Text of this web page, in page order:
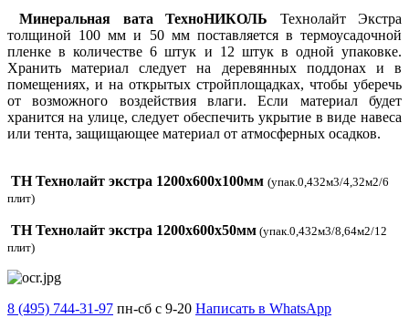
Минеральная вата ТехноНИКОЛЬ Технолайт Экстра
толщиной 100 мм и 50 мм поставляется в термоусадочной
пленке в количестве 6 штук и 12 штук в одной упаковке.
Хранить материал следует на деревянных поддонах и в
помещениях, и на открытых стройплощадках, чтобы уберечь
от возможного воздействия влаги. Если материал будет
хранится на улице, следует обеспечить укрытие в виде навеса
или тента, защищающее материал от атмосферных осадков.
ТН Технолайт экстра 1200х600х100мм (упак.0,432м3/4,32м2/6
плит)
ТН Технолайт экстра 1200х600х50мм (упак.0,432м3/8,64м2/12
плит)
8 (495) 744-31-97 пн-сб с 9-20 Написать в WhatsApp